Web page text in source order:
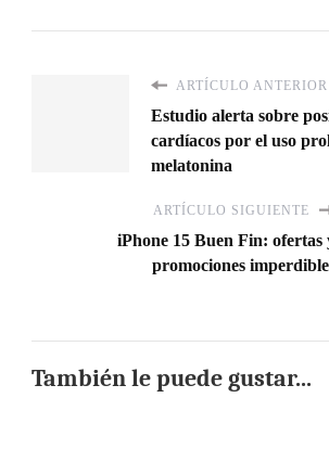
ARTÍCULO ANTERIOR
Estudio alerta sobre
cardíacos por el uso
melatonina
ARTÍCULO SIGUIENTE
iPhone 15 Buen Fin: ofertas
promociones
También le puede gustar...